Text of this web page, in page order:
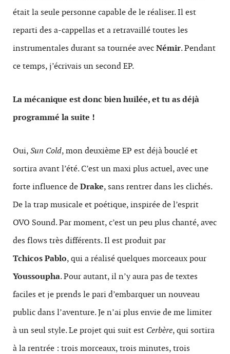
était la seule personne capable de le réaliser. Il est
reparti des a-cappellas et a retravaillé toutes les
instrumentales durant sa tournée avecNémir. Pendant
ce temps, j’écrivais un second EP.
La mécanique est donc bien huilée, et tu as déjà
programmé la suite !
Oui,Sun Cold, mon deuxième EP est déjà bouclé et
sortira avant l’été. C’est un maxi plus actuel, avec une
forte influence deDrake, sans rentrer dans les clichés.
De la trap musicale et poétique, inspirée de l’esprit
OVO Sound. Par moment, c’est un peu plus chanté, avec
des flows très différents. Il est produit par
Tchicos Pablo, qui a réalisé quelques morceaux pour
Youssoupha. Pour autant, il n’y aura pas de textes
faciles et je prends le pari d’embarquer un nouveau
public dans l’aventure. Je n’ai plus envie de me limiter
à un seul style. Le projet qui suit est Cerbère, qui sortira
à la rentrée : trois morceaux, trois minutes, trois